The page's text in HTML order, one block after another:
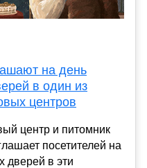
на день
в один из
центров
центр и питомник
посетителей на
дверей в эти